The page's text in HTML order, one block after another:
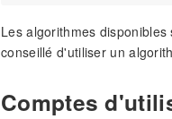
Les algorithmes
conseillé d'utiliser un
Comptes